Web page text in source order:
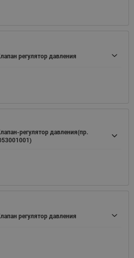
регулятор давления
регулятор давления(пр.
регулятор давления